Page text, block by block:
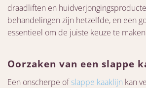
draadliften en
behandelingen zijn hetzelfde, en een
essentieel om de juiste keuze te
Oorzaken van een slappe
Een onscherpe ofslappe kaaklijn kan